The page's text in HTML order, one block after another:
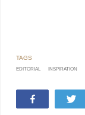
EDITORIAL INSPIRATION